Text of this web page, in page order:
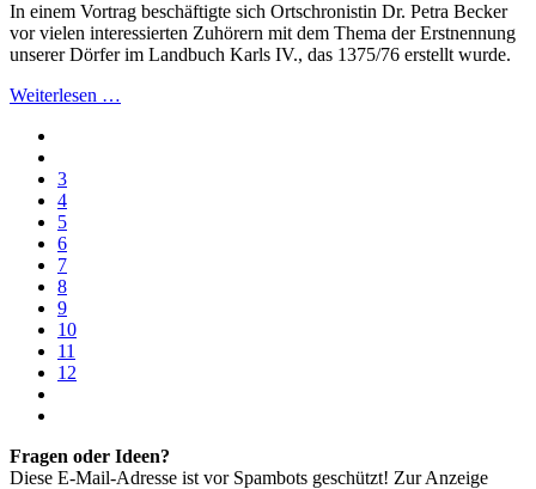
In einem Vortrag beschäftigte sich Ortschronistin Dr. Petra Becker
vor vielen interessierten Zuhörern mit dem Thema der Erstnennung
unserer Dörfer im Landbuch Karls IV., das 1375/76 erstellt wurde.
Weiterlesen …
3
4
5
6
7
8
9
10
11
12
Fragen oder Ideen?
Diese E-Mail-Adresse ist vor Spambots geschützt! Zur Anzeige